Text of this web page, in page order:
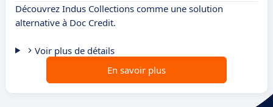
Découvrez Indus Collections comme une solution
alternative à Doc Credit.
Voir plus de détails
En savoir plus